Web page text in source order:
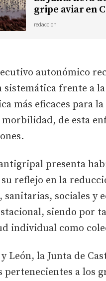
gripe aviar en
redaccion
autonómico
sistemática frente a
más eficaces para
morbilidad, de esta
presenta
reflejo en la
sanitarias, sociales y
siendo por
individual como
León, la Junta de
pertenecientes a los